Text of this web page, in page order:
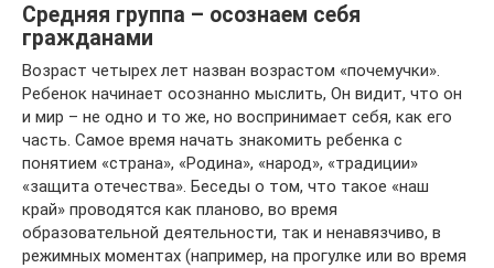
Средняя группа – осознаем себя
гражданами
Возраст четырех лет назван возрастом «почемучки».
Ребенок начинает осознанно мыслить, Он видит, что он
и мир – не одно и то же, но воспринимает себя, как его
часть. Самое время начать знакомить ребенка с
понятием «страна», «Родина», «народ», «традиции»
«защита отечества». Беседы о том, что такое «наш
край» проводятся как планово, во время
образовательной деятельности, так и ненавязчиво, в
режимных моментах (например, на прогулке или во время